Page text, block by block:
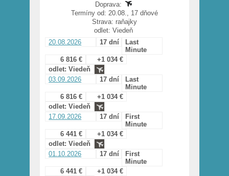
Doprava:
Termíny od: 20.08., 17 dňové
Strava: raňajky
odlet: Viedeň
20.08.2026
17 dní
Last
Minute
6 816 €
+1 034 €
odlet: Viedeň
03.09.2026
17 dní
Last
Minute
6 816 €
+1 034 €
odlet: Viedeň
17.09.2026
17 dní
First
Minute
6 441 €
+1 034 €
odlet: Viedeň
01.10.2026
17 dní
First
Minute
6 441 €
+1 034 €